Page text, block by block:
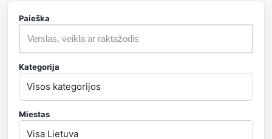
Paieška
Kategorija
Miestas